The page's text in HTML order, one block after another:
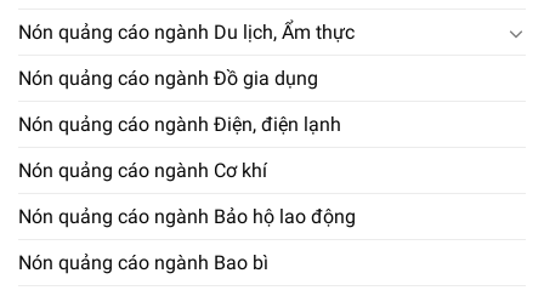
Nón quảng cáo ngành Du lịch, Ẩm thực
Nón quảng cáo ngành Đồ gia dụng
Nón quảng cáo ngành Điện, điện lạnh
Nón quảng cáo ngành Cơ khí
Nón quảng cáo ngành Bảo hộ lao động
Nón quảng cáo ngành Bao bì